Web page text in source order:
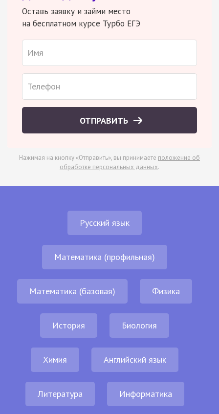
Оставь заявку и займи место
на бесплатном курсе Турбо ЕГЭ
ОТПРАВИТЬ
Нажимая на кнопку «Отправить», вы принимаете положение об
обработке персональных данных.
Русский язык
Математика (профильная)
Математика (базовая) Физика
История Биология
Химия Английский язык
Литература Информатика